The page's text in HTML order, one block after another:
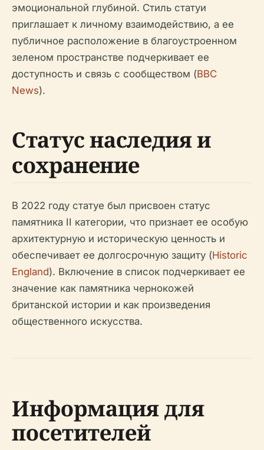
эмоциональной глубиной. Стиль статуи
приглашает к личному взаимодействию, а ее
публичное расположение в благоустроенном
зеленом пространстве подчеркивает ее
доступность и связь с сообществом (BBC
News).
Статус наследия и
сохранение
В 2022 году статуе был присвоен статус
памятника II категории, что признает ее особую
архитектурную и историческую ценность и
обеспечивает ее долгосрочную защиту (Historic
England). Включение в список подчеркивает ее
значение как памятника чернокожей
британской истории и как произведения
общественного искусства.
Информация для
посетителей